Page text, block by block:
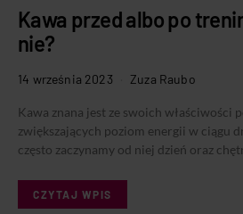
Kawa przed albo po
nie?
14 września 2023 Zuza Raubo
Kawa znana jest ze swoich właściwości
zwiększających poziom energii w ciągu
często zaczynamy od niej dzień oraz
CZYTAJ WPIS